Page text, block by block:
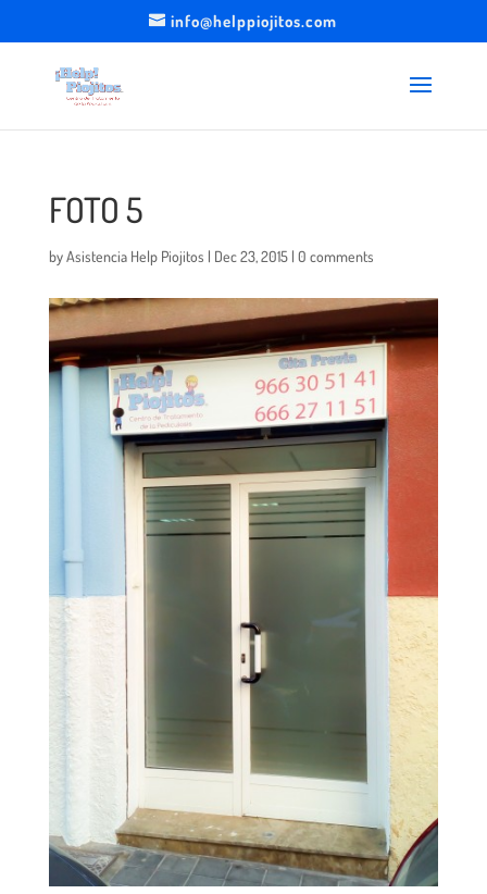
info@helppiojitos.com
FOTO 5
byAsistencia Help Piojitos | Dec 23, 2015| 0 comments